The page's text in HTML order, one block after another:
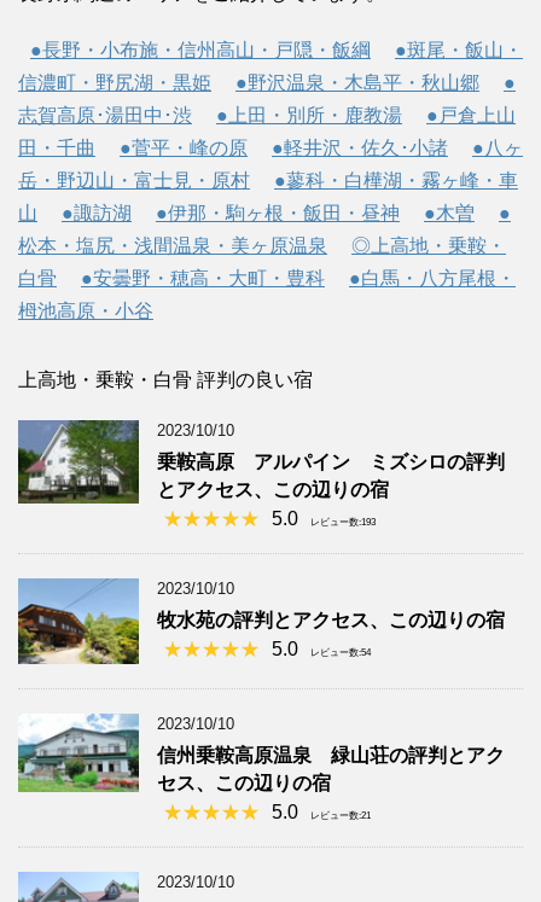
●長野・小布施・信州高山・戸隠・飯綱
●斑尾・飯山・
信濃町・野尻湖・黒姫
●野沢温泉・木島平・秋山郷
●
志賀高原･湯田中･渋
●上田・別所・鹿教湯
●戸倉上山
田・千曲
●菅平・峰の原 ●軽井沢・佐久･小諸
●八ヶ
岳・野辺山・富士見・原村
●蓼科・白樺湖・霧ヶ峰・車
山
●諏訪湖 ●伊那・駒ヶ根・飯田・昼神 ●木曽
●
松本・塩尻・浅間温泉・美ヶ原温泉
◎上高地・乗鞍・
白骨
●安曇野・穂高・大町・豊科
●白馬・八方尾根・
栂池高原・小谷
上高地・乗鞍・白骨 評判の良い宿
2023/10/10
乗鞍高原 アルパイン ミズシロの評判
とアクセス、この辺りの宿
5.0
レビュー数:193
2023/10/10
牧水苑の評判とアクセス、この辺りの宿
5.0
レビュー数:54
2023/10/10
信州乗鞍高原温泉 緑山荘の評判とアク
セス、この辺りの宿
5.0
レビュー数:21
2023/10/10